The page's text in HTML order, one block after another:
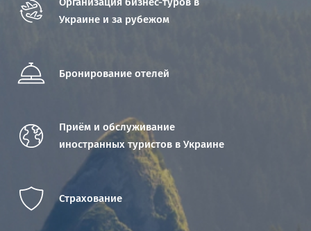
Украине и за рубежом
Бронирование отелей
Приём и обслуживание
иностранных туристов в Украине
Страхование